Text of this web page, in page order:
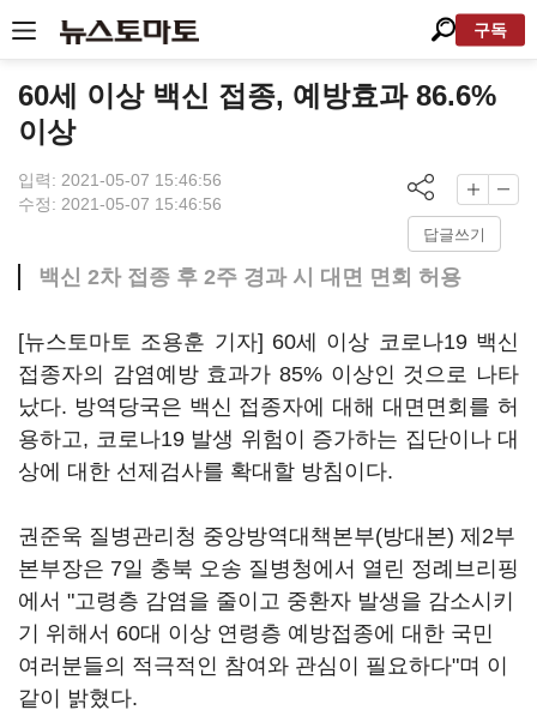
구독
60세 이상 백신 접종, 예방효과 86.6%
이상
입력: 2021-05-07 15:46:56
수정: 2021-05-07 15:46:56
답글쓰기
백신 2차 접종 후 2주 경과 시 대면 면회 허용
[뉴스토마토 조용훈 기자] 60세 이상 코로나19 백신
접종자의 감염예방 효과가 85% 이상인 것으로 나타
났다. 방역당국은 백신 접종자에 대해 대면면회를 허
용하고, 코로나19 발생 위험이 증가하는 집단이나 대
상에 대한 선제검사를 확대할 방침이다.
권준욱 질병관리청 중앙방역대책본부(방대본) 제2부
본부장은 7일 충북 오송 질병청에서 열린 정례브리핑
에서 "고령층 감염을 줄이고 중환자 발생을 감소시키
기 위해서 60대 이상 연령층 예방접종에 대한 국민
여러분들의 적극적인 참여와 관심이 필요하다"며 이
같이 밝혔다.